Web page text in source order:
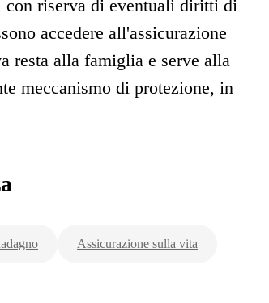
con riserva di eventuali diritti di
accedere all'assicurazione
resta alla famiglia e serve alla
meccanismo di protezione, in
Assicurazione sulla vita